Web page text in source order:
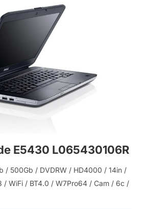
E5430 L065430106R
/ 500Gb / DVDRW / HD4000 / 14in /
/ WiFi / BT4.0 / W7Pro64 / Cam / 6c /